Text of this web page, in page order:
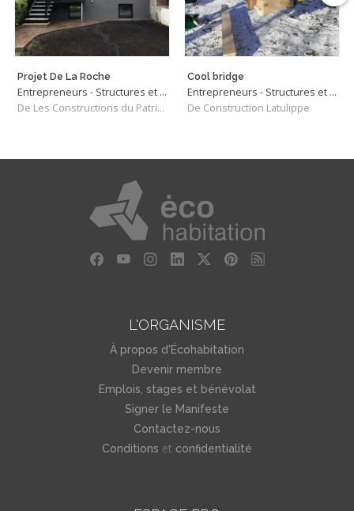
Projet De La Roche
Entrepreneurs - Structures et Charpentiers
De Les Constructions du Patrimoine J.S. INC.
Cool bridge
Entrepreneurs - Structures et Charpentiers
De Construction Latulippe
L'ORGANISME
À propos d'Écohabitation
Devenir membre
Emplois, stages et bénévolat
Signer le Manifeste
Contactez-nous
Conditions et confidentialité